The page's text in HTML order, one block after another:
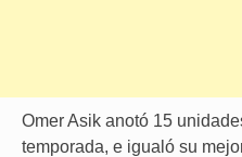
Omer Asik anotó 15
temporada, e igualó su